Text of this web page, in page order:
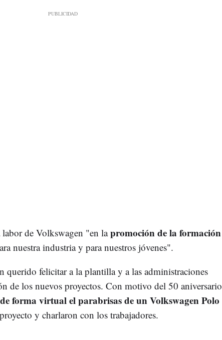
de Volkswagen "en lapromoción de la formación
nuestra industria y para nuestros jóvenes".
querido felicitar a la plantilla y a las administraciones
de los nuevos proyectos. Con motivo del 50 aniversario
forma virtual el parabrisas de un Volkswagen Polo
y charlaron con los trabajadores.